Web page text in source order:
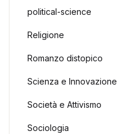
political-science
Religione
Romanzo distopico
Scienza e Innovazione
Società e Attivismo
Sociologia